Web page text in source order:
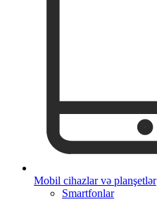
Mobil cihazlar və planşetlər
Smartfonlar